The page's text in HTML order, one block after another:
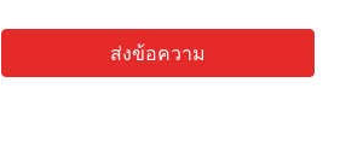
ส่งข้อความ